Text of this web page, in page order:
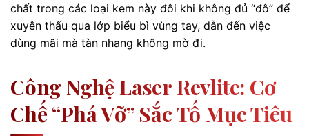
chất trong các loại kem này đôi khi không đủ “đô” để
xuyên thấu qua lớp biểu bì vùng tay, dẫn đến việc
dùng mãi mà tàn nhang không mờ đi.
Công Nghệ Laser Revlite: Cơ
Chế “phá Vỡ” Sắc Tố Mục Tiêu